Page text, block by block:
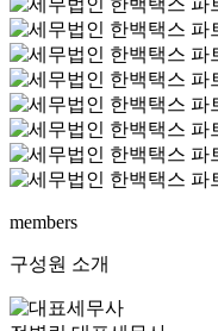
members
구성원 소개